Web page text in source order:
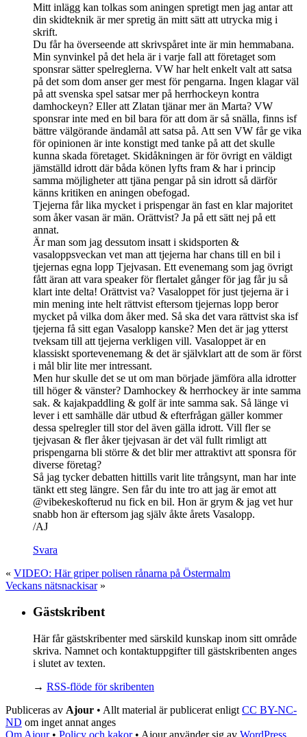
Mitt inlägg kan tolkas som aningen spretigt men jag antar att
din skidteknik är mer spretig än mitt sätt att utrycka mig i
skrift.
Du får ha överseende att skrivspåret inte är min hemmabana.
Min synvinkel på det hela är i varje fall att företaget som
sponsrar sätter spelreglerna. VW har helt enkelt valt att satsa
på det som dom anser ger mest för pengarna. Ingen klagar väl
på att svenska spel satsar mer på herrhockeyn kontra
damhockeyn? Eller att Zlatan tjänar mer än Marta? VW
sponsrar inte med en bil bara för att dom är så snälla, finns isf
bättre välgörande ändamål att satsa på. Att sen VW får ge vika
för opinionen är inte konstigt med tanke på att det skulle
kunna skada företaget. Skidåkningen är för övrigt en väldigt
jämställd idrott där båda könen lyfts fram & har i princip
samma möjligheter att tjäna pengar på sin idrott så därför
känns kritiken en aningen obefogad.
Tjejerna får lika mycket i prispengar än fast en klar majoritet
som åker vasan är män. Orättvist? Ja på ett sätt nej på ett
annat.
Är man som jag dessutom insatt i skidsporten &
vasaloppsveckan vet man att tjejerna har chans till en bil i
tjejernas egna lopp Tjejvasan. Ett evenemang som jag övrigt
fått äran att vara speaker för flertalet gånger för jag får ju så
klart inte delta! Orättvist va? Vasaloppet för just tjejerna är i
min mening inte helt rättvist eftersom tjejernas lopp beror
mycket på vilka dom åker med. Så ska det vara rättvist ska isf
tjejerna få sitt egan Vasalopp kanske? Men det är jag ytterst
tveksam till att tjejerna verkligen vill. Vasaloppet är en
klassiskt sportevenemang & det är självklart att de som är först
i mål blir lite mer intressant.
Men hur skulle det se ut om man började jämföra alla idrotter
till höger & vänster? Damhockey & herrhockey är inte samma
sak. & kajakpaddling & golf är inte samma sak. Så länge vi
lever i ett samhälle där utbud & efterfrågan gäller kommer
dessa spelregler till stor del även gälla idrott. Vill fler se
tjejvasan & fler åker tjejvasan är det väl fullt rimligt att
prispengarna bli större & det blir mer attraktivt att sponsra för
diverse företag?
Så jag tycker debatten hittills varit lite trångsynt, man har inte
tänkt ett steg längre. Sen får du inte tro att jag är emot att
@vibekeskofterud nu fick en bil. Hon är grym & jag vet hur
snabb hon är eftersom jag själv åkte årets Vasalopp.
/AJ
Svara
« VIDEO: Här griper polisen rånarna på Östermalm
Veckans nätsnackisar»
Gästskribent
Här får gästskribenter med särskild kunskap inom sitt område
skriva. Namnet och kontaktuppgifter till gästskribenten anges
i slutet av texten.
→ RSS-flöde för skribenten
Publiceras av Ajour • Allt material är publicerat enligt CC BY-NC-
ND om inget annat anges
Om Ajour• Policy och kakor• Ajour använder sig av WordPress